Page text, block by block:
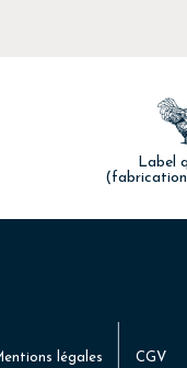
Label
légales CGV